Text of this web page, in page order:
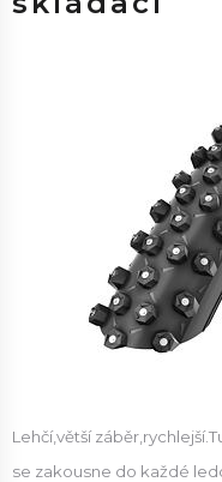
Lehčí,větší
se zakousne do každé